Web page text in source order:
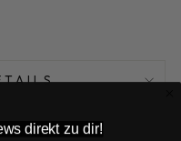
im Ratgeber
direkt zu dir!